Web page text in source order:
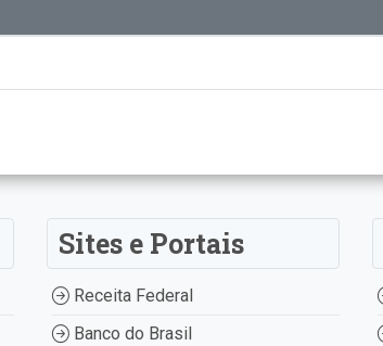
Sites e Portais
Receita Federal
Banco do Brasil